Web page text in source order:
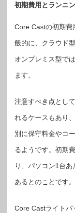
初期費用とランニ
Core Castの初期費
般的に、クラウド
オンプレミス型で
ます。
注意すべき点とし
れるケースもあり
別に保守料金やコ
るようです。初期
り、パソコン1台
あるとのことです。
Core Castライトパ